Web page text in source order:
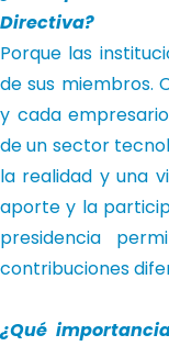
Directiva?
Porque las
de sus miembros.
y cada
de un sector
la realidad y una
aporte y la
presidencia
contribuciones
¿Qué